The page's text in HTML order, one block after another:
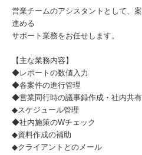
営業チームのアシスタントとして、
進める
サポート業務をお任せします。
【主な業務内容】
◆レポートの数値入力
◆各案件の進行管理
◆営業同行時の議事録作成・社内共有
◆スケジュール管理
◆社内施策のWチェック
◆資料作成の補助
◆クライアントとのメール